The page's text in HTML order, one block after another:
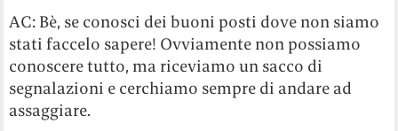
AC: Bè, se conosci dei buoni posti dove non siamo
stati faccelo sapere! Ovviamente non possiamo
conoscere tutto, ma riceviamo un sacco di
segnalazioni e cerchiamo sempre di andare ad
assaggiare.